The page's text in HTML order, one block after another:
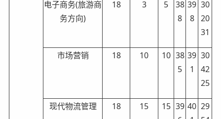
电子商务(旅游商
务方向)
18 3 5
38
8
39
8
30
20
31
市场营销 18 10 10 38
5
39
1
30
42
25
现代物流管理 18 15 15 39 40 29